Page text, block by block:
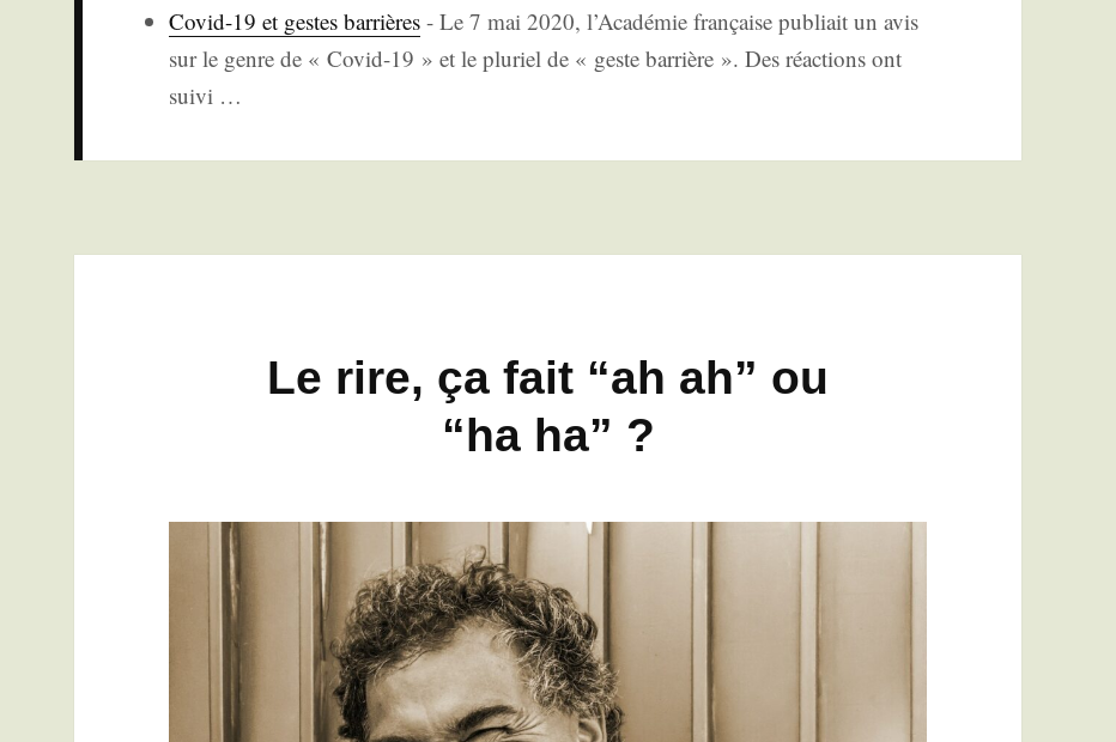
Covid-19 et gestes bar­rières - Le 7 mai 2020, l’A­ca­dé­mie fran­çaise publiait un avis
sur le genre de « Covid-19 » et le plu­riel de « geste bar­rière ». Des réac­tions ont
sui­vi …
Le rire, ça fait “ah ah” ou
“ha ha” ?